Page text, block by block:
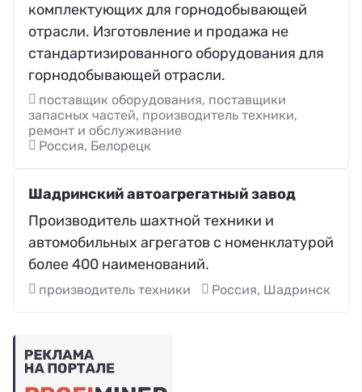
комплектующих для горнодобывающей
отрасли. Изготовление и продажа не
стандартизированного оборудования для
горнодобывающей отрасли.
поставщик оборудования, поставщики
запасных частей, производитель техники,
ремонт и обслуживание
Россия, Белорецк
Шадринский автоагрегатный завод
Производитель шахтной техники и
автомобильных агрегатов с номенклатурой
более 400 наименований.
производитель техники Россия, Шадринск